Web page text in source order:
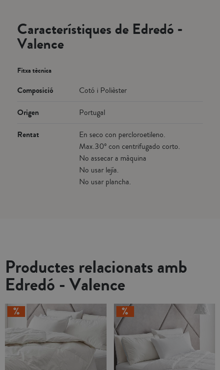
Característiques de Edredó -
Valence
Fitxa tècnica
Composició Cotó i Polièster
Origen Portugal
Rentat
En seco con percloroetileno.
Max.30º con centrifugado corto.
No assecar a màquina
No usar lejía.
No usar plancha.
Productes relacionats amb
Edredó - Valence